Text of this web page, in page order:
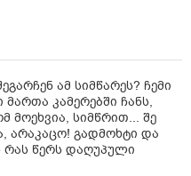
ამ სიმწარეს? ჩემი
კამერებში ჩანს,
მოეხვია, სიმწრით... შე
არაკაცო! გადმოხტი და
რას წერს დაღუპული